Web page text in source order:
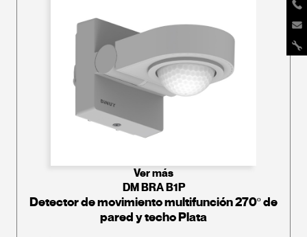
Ver más
DM BRA B1P
Detector de movimiento multifunción 270º de
pared y techo Plata